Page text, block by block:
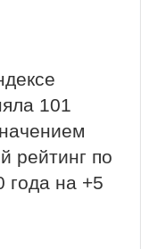
101
рейтинг по
года на +5